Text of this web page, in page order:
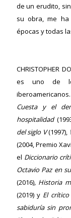
de un erudito,
su obra, me
épocas y todas
CHRISTOPHER
es uno de
Cuesta y el
hospitalidad
del siglo V(1997),
(2004, Premio
el Diccionario
Octavio Paz en
(2016), Historia
(2019) y El crítico
sabiduría sin